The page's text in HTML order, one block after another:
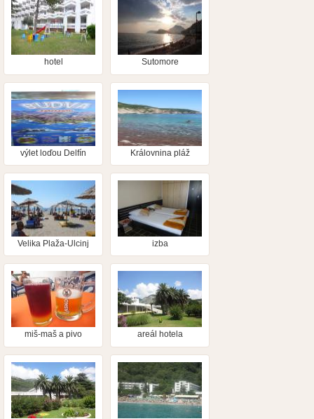
hotel Sutomore
výlet loďou Delfín Královnina pláž
Velika Plaža-Ulcinj izba
miš-maš a pivo areál hotela